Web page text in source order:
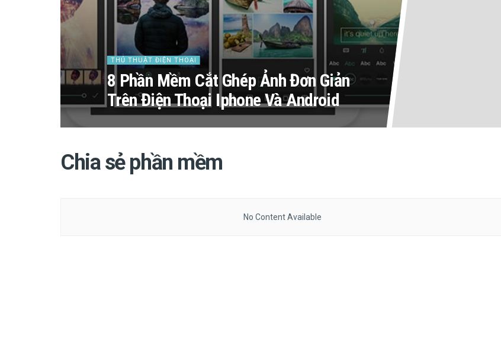
THỦ THUẬT ĐIỆN THOẠI
8 Phần Mềm Cắt Ghép Ảnh Đơn Giản
Trên Điện Thoại Iphone Và Android
Chia sẻ phần mềm
No Content Available